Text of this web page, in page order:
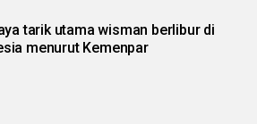
tarik utama wisman berlibur di
menurut Kemenpar